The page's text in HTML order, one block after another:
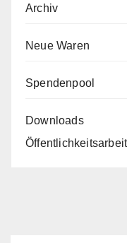
Archiv
Neue Waren
Spendenpool
Downloads